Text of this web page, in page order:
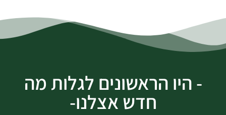
- היו הראשונים לגלות מה
חדש אצלנו-